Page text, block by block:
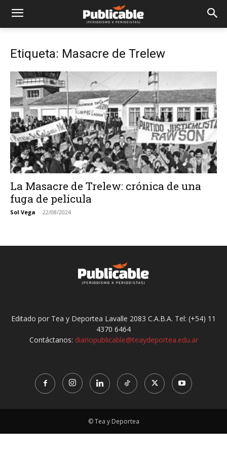
Etiqueta: Masacre de Trelew
La Masacre de Trelew: crónica de una
fuga de película
Sol Vega - 22/08/2024
Editado por Tea y Deportea Lavalle 2083 C.A.B.A. Tel: (+54) 11
4370 6464
Contáctanos: diariopublicable@teaydeportea.edu.ar
© Tea y Deportea